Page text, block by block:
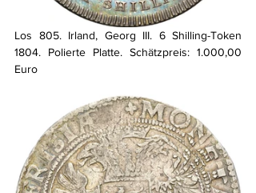
Los 805. Irland, Georg III. 6 Shilling-Token
1804. Polierte Platte. Schätzpreis: 1.000,00
Euro